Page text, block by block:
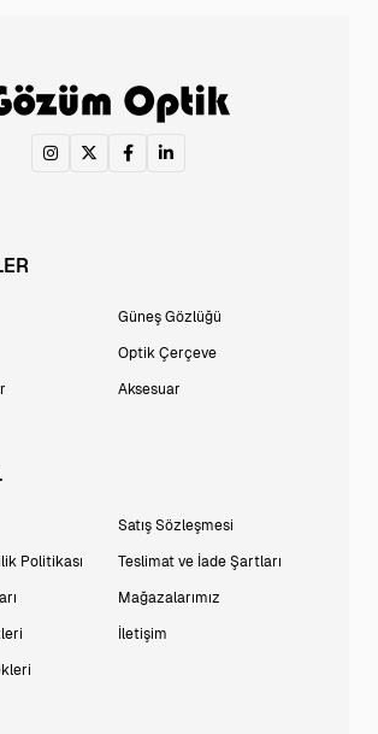
Güneş Gözlüğü
Optik Çerçeve
Aksesuar
Politikası
Satış Sözleşmesi
Teslimat ve İade Şartları
Mağazalarımız
İletişim